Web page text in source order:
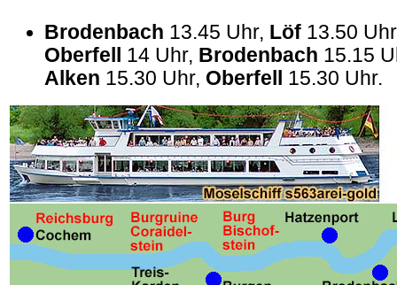
Brodenbach 13.45 Uhr, Löf 13.50
Oberfell
14 Uhr, Brodenbach 15.15
Alken 15.30 Uhr, Oberfell 15.30 Uhr.